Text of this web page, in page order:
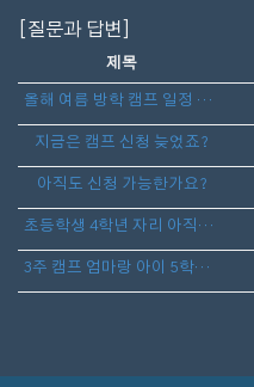
[질문과 답변]
제목
올해 여름 방학 캠프 일정 언제 나오나요?
지금은 캠프 신청 늦었죠?
아직도 신청 가능한가요?
초등학생 4학년 자리 아직도 가능할까요?
3주 캠프 엄마랑 아이 5학년 아직 늦지 않았나요?